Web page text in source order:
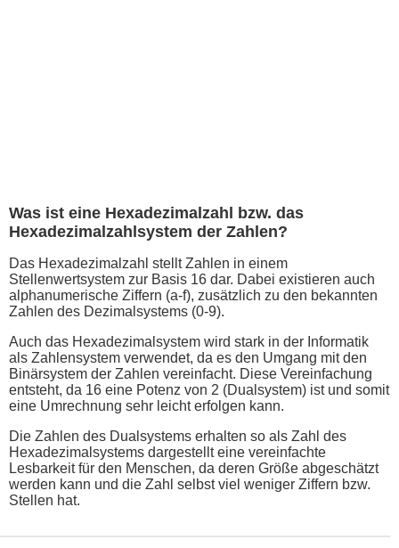
Was ist eine Hexadezimalzahl bzw. das
Hexadezimalzahlsystem der Zahlen?
Das Hexadezimalzahl stellt Zahlen in einem
Stellenwertsystem zur Basis 16 dar. Dabei existieren auch
alphanumerische Ziffern (a-f), zusätzlich zu den bekannten
Zahlen des Dezimalsystems (0-9).
Auch das Hexadezimalsystem wird stark in der Informatik
als Zahlensystem verwendet, da es den Umgang mit den
Binärsystem der Zahlen vereinfacht. Diese Vereinfachung
entsteht, da 16 eine Potenz von 2 (Dualsystem) ist und somit
eine Umrechnung sehr leicht erfolgen kann.
Die Zahlen des Dualsystems erhalten so als Zahl des
Hexadezimalsystems dargestellt eine vereinfachte
Lesbarkeit für den Menschen, da deren Größe abgeschätzt
werden kann und die Zahl selbst viel weniger Ziffern bzw.
Stellen hat.